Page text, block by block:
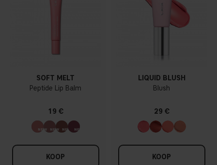
SOFT MELT
Peptide Lip Balm
19 €
KOOP
LIQUID BLUSH
Blush
29 €
KOOP